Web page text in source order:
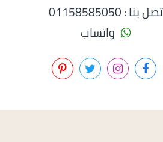
بنا : 01158585050
واتساب